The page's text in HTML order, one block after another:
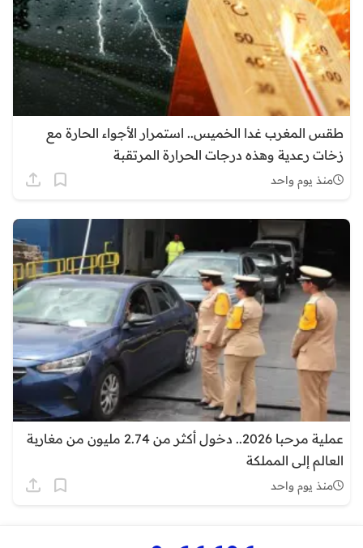
طقس المغرب غدا الخميس.. استمرار الأجواء الحارة مع
زخات رعدية وهذه درجات الحرارة المرتقبة
منذ يوم واحد
عملية مرحبا 2026.. دخول أكثر من 2.74 مليون من مغاربة
العالم إلى المملكة
منذ يوم واحد